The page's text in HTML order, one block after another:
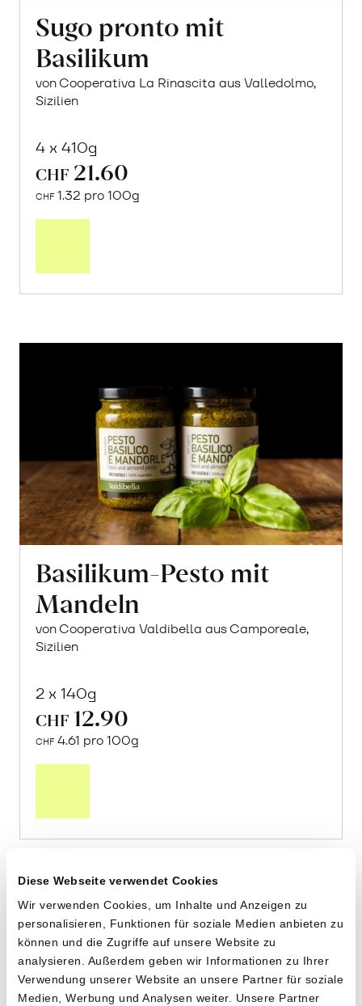
Diese Webseite verwendet Cookies
Wir verwenden Cookies, um Inhalte und Anzeigen zu
personalisieren, Funktionen für soziale Medien anbieten zu
können und die Zugriffe auf unsere Website zu
analysieren. Außerdem geben wir Informationen zu Ihrer
Verwendung unserer Website an unsere Partner für soziale
Medien, Werbung und Analysen weiter. Unsere Partner
Sugo pronto mit
Basilikum
von Cooperativa La Rinascita aus Valledolmo,
Sizilien
4 x 410g
CHF 21.60
CHF 1.32 pro 100g
Basilikum-Pesto mit
Mandeln
von Cooperativa Valdibella aus Camporeale,
Sizilien
2 x 140g
CHF 12.90
CHF 4.61 pro 100g